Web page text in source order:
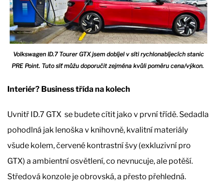
Volkswagen ID.7 Tourer GTX jsem dobíjel v síti rychlonabíjecích stanic
PRE Point. Tuto síť můžu doporučit zejména kvůli poměru cena/výkon.
Interiér? Business třída na kolech
Uvnitř ID.7 GTX se budete cítit jako v první třídě. Sedadla
pohodlná jak lenoška v knihovně, kvalitní materiály
všude kolem, červené kontrastní švy (exkluzivní pro
GTX) a ambientní osvětlení, co nevnucuje, ale potěší.
Středová konzole je obrovská, a přesto přehledná.